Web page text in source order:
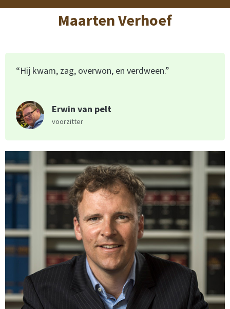
Maarten Verhoef
“Hij kwam, zag, overwon, en verdween.”
Erwin van pelt
voorzitter